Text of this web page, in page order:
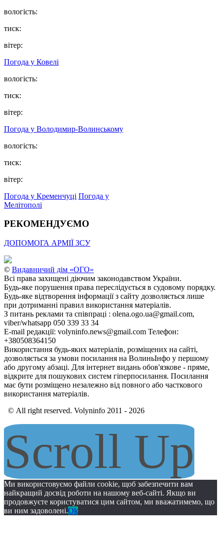
вологість:
тиск:
вітер:
Погода у Ковелі
вологість:
тиск:
вітер:
Погода у Володимир-Волинському
вологість:
тиск:
вітер:
Погода у Кременчуці Погода у
Мелітополі
РЕКОМЕНДУЄМО
ДОПОМОГА АРМІЇ ЗСУ
© Видавничий дім «ОГО»
Всі права захищені діючим законодавством України.
Будь-яке порушення права переслідується в судовому порядку.
Будь-яке відтворення інформації з сайту дозволяється лише
при дотриманні правил використання матеріалів.
З питань реклами та співпраці : olena.ogo.ua@gmail.com,
viber/whatsapp 050 339 33 34
E-mail редакції: volyninfo.news@gmail.com Телефон:
+380508364150
Використання будь-яких матеріалів, розміщених на сайті,
дозволяється за умови посилання на ВолиньІнфо у першому
або другому абзаці. Для інтернет видань обов'язкове - пряме,
відкрите для пошукових систем гіперпосилання. Посилання
має бути розміщено незалежно від повного або часткового
використання матеріалів.
© All right reserved. Volyninfo 2011 - 2026
Scroll Up
Ми використовуємо файли cookie, щоб забезпечити вам
найкращий досвід роботи на нашому веб-сайті. Якщо ви
продовжуєте користуватися цим сайтом, ми вважатимемо, що
ви ним задоволені.Ok